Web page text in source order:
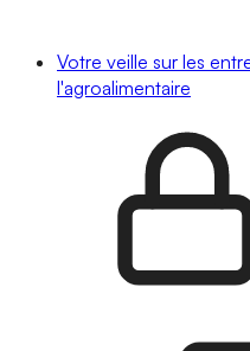
Votre veille sur les
l'agroalimentaire